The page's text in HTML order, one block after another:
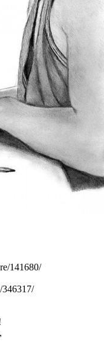
141680/
346317/